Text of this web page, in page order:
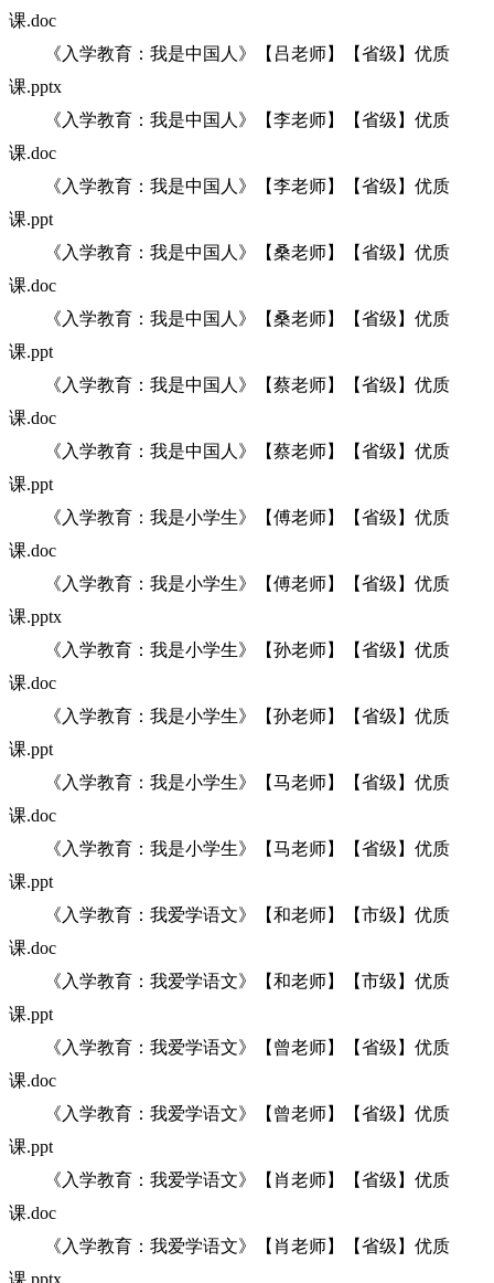
课.doc
《入学教育：我是中国人》【吕老师】【省级】优质
课.pptx
《入学教育：我是中国人》【李老师】【省级】优质
课.doc
《入学教育：我是中国人》【李老师】【省级】优质
课.ppt
《入学教育：我是中国人》【桑老师】【省级】优质
课.doc
《入学教育：我是中国人》【桑老师】【省级】优质
课.ppt
《入学教育：我是中国人》【蔡老师】【省级】优质
课.doc
《入学教育：我是中国人》【蔡老师】【省级】优质
课.ppt
《入学教育：我是小学生》【傅老师】【省级】优质
课.doc
《入学教育：我是小学生》【傅老师】【省级】优质
课.pptx
《入学教育：我是小学生》【孙老师】【省级】优质
课.doc
《入学教育：我是小学生》【孙老师】【省级】优质
课.ppt
《入学教育：我是小学生》【马老师】【省级】优质
课.doc
《入学教育：我是小学生》【马老师】【省级】优质
课.ppt
《入学教育：我爱学语文》【和老师】【市级】优质
课.doc
《入学教育：我爱学语文》【和老师】【市级】优质
课.ppt
《入学教育：我爱学语文》【曾老师】【省级】优质
课.doc
《入学教育：我爱学语文》【曾老师】【省级】优质
课.ppt
《入学教育：我爱学语文》【肖老师】【省级】优质
课.doc
《入学教育：我爱学语文》【肖老师】【省级】优质
课.pptx